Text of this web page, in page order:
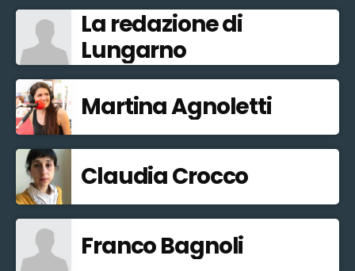
La redazione di
Lungarno
Martina Agnoletti
Claudia Crocco
Franco Bagnoli